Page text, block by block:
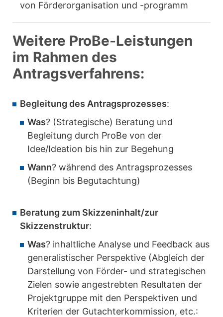
von Förderorganisation und -programm
Weitere ProBe-Leistungen
im Rahmen des
Antragsverfahrens:
Begleitung des Antragsprozesses:
Was? (Strategische) Beratung und
Begleitung durch ProBe von der
Idee/Ideation bis hin zur Begehung
Wann? während des Antragsprozesses
(Beginn bis Begutachtung)
Beratung zum Skizzeninhalt/zur
Skizzenstruktur:
Was? inhaltliche Analyse und Feedback aus
generalistischer Perspektive (Abgleich der
Darstellung von Förder- und strategischen
Zielen sowie angestrebten Resultaten der
Projektgruppe mit den Perspektiven und
Kriterien der Gutachterkommission, etc.: